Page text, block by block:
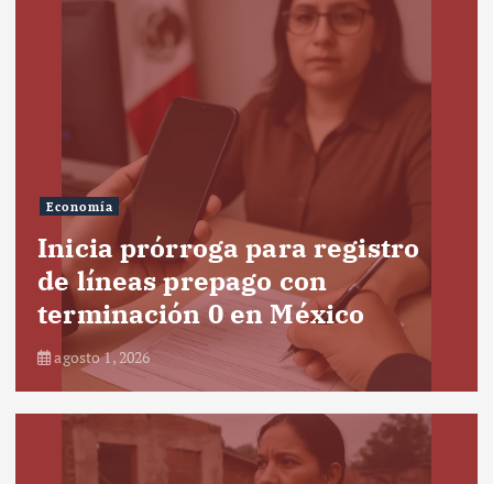
Economía
Inicia prórroga para registro
de líneas prepago con
terminación 0 en México
agosto 1, 2026